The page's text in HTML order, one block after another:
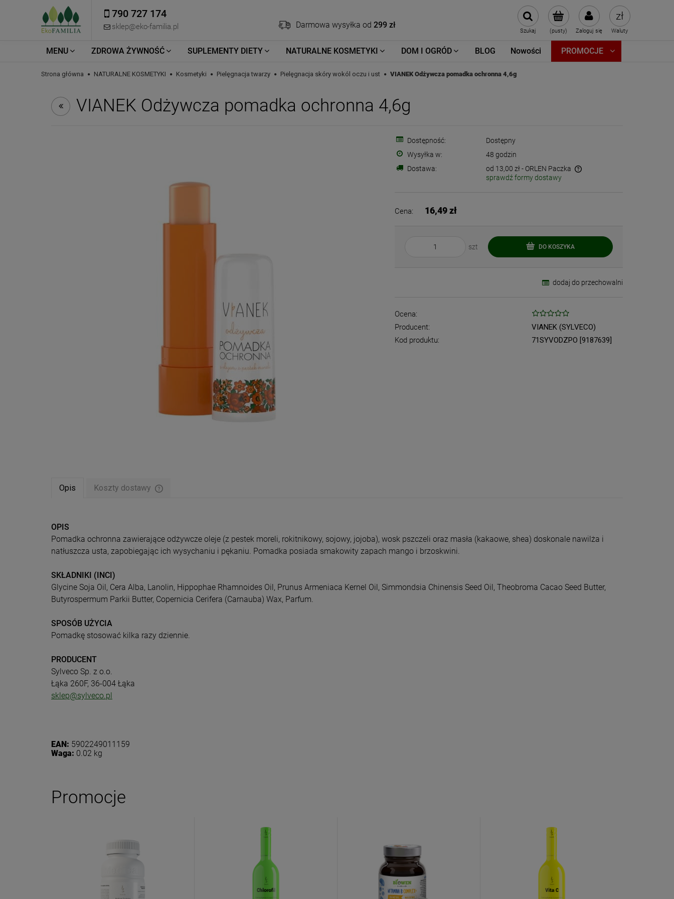
Darmowa wysyłka od 299 zł
790 727 174
sklep@eko-familia.pl (pusty) Zaloguj się
Szukaj Waluty
MENU ZDROWA ŻYWNOŚĆ SUPLEMENTY DIETY NATURALNE KOSMETYKI DOM I OGRÓD BLOG Nowości PROMOCJE
Strona główna NATURALNE KOSMETYKI Kosmetyki Pielęgnacja twarzy Pielęgnacja skóry wokól oczu i ust VIANEK Odżywcza pomadka ochronna 4,6g
VIANEK Odżywcza pomadka ochronna 4,6g
Dostępność:
Dostępny
Wysyłka w:
48 godzin
Dostawa:
od 13,00 zł - ORLEN Paczka
sprawdź formy dostawy
Cena: 16,49 zł
szt DO KOSZYKA
dodaj do przechowalni
Ocena:
Producent:
VIANEK (SYLVECO)
Kod produktu:
71SYVODZPO [9187639]
Opis Koszty dostawy
OPIS
Pomadka ochronna zawierające odżywcze oleje (z pestek moreli, rokitnikowy, sojowy, jojoba), wosk pszczeli oraz masła (kakaowe, shea) doskonale nawilża i
natłuszcza usta, zapobiegając ich wysychaniu i pękaniu. Pomadka posiada smakowity zapach mango i brzoskwini.
SKŁADNIKI (INCI)
Glycine Soja Oil, Cera Alba, Lanolin, Hippophae Rhamnoides Oil, Prunus Armeniaca Kernel Oil, Simmondsia Chinensis Seed Oil, Theobroma Cacao Seed Butter,
Butyrospermum Parkii Butter, Copernicia Cerifera (Carnauba) Wax, Parfum.
SPOSÓB UŻYCIA
Pomadkę stosować kilka razy dziennie.
PRODUCENT
Sylveco Sp. z o.o.
Łąka 260F, 36-004 Łąka
sklep@sylveco.pl
EAN: 5902249011159
Waga: 0.02 kg
Promocje
Zasubskrybuj nasz newsletter